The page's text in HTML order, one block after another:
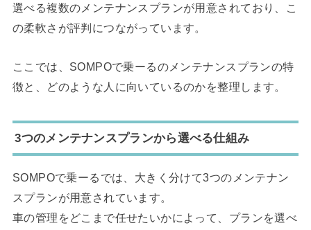
選べる複数のメンテナンスプランが用意されており、こ
の柔軟さが評判につながっています。
ここでは、SOMPOで乗ーるのメンテナンスプランの特
徴と、どのような人に向いているのかを整理します。
3つのメンテナンスプランから選べる仕組み
SOMPOで乗ーるでは、大きく分けて3つのメンテナン
スプランが用意されています。
車の管理をどこまで任せたいかによって、プランを選べ